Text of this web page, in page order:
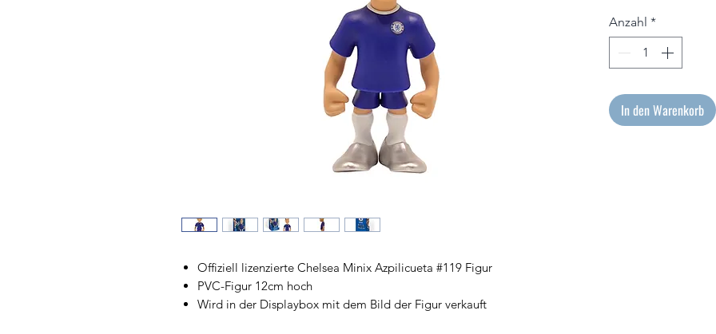
Offiziell lizenzierte Chelsea Minix Azpilicueta #119 Figur
PVC-Figur 12cm hoch
Wird in der Displaybox mit dem Bild der Figur verkauft
Anzahl *
In den Warenkorb